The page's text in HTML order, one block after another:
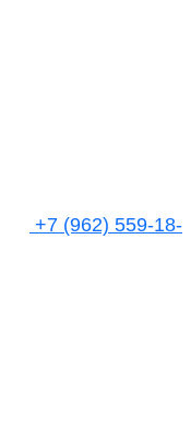
+7 (962) 559-18-